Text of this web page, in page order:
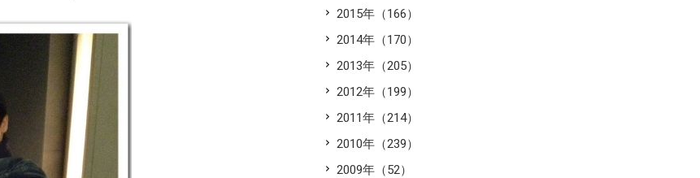
2015年（166）
2014年（170）
2013年（205）
2012年（199）
2011年（214）
2010年（239）
2009年（52）